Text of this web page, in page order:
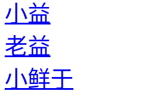
小益
老益
小鲜于